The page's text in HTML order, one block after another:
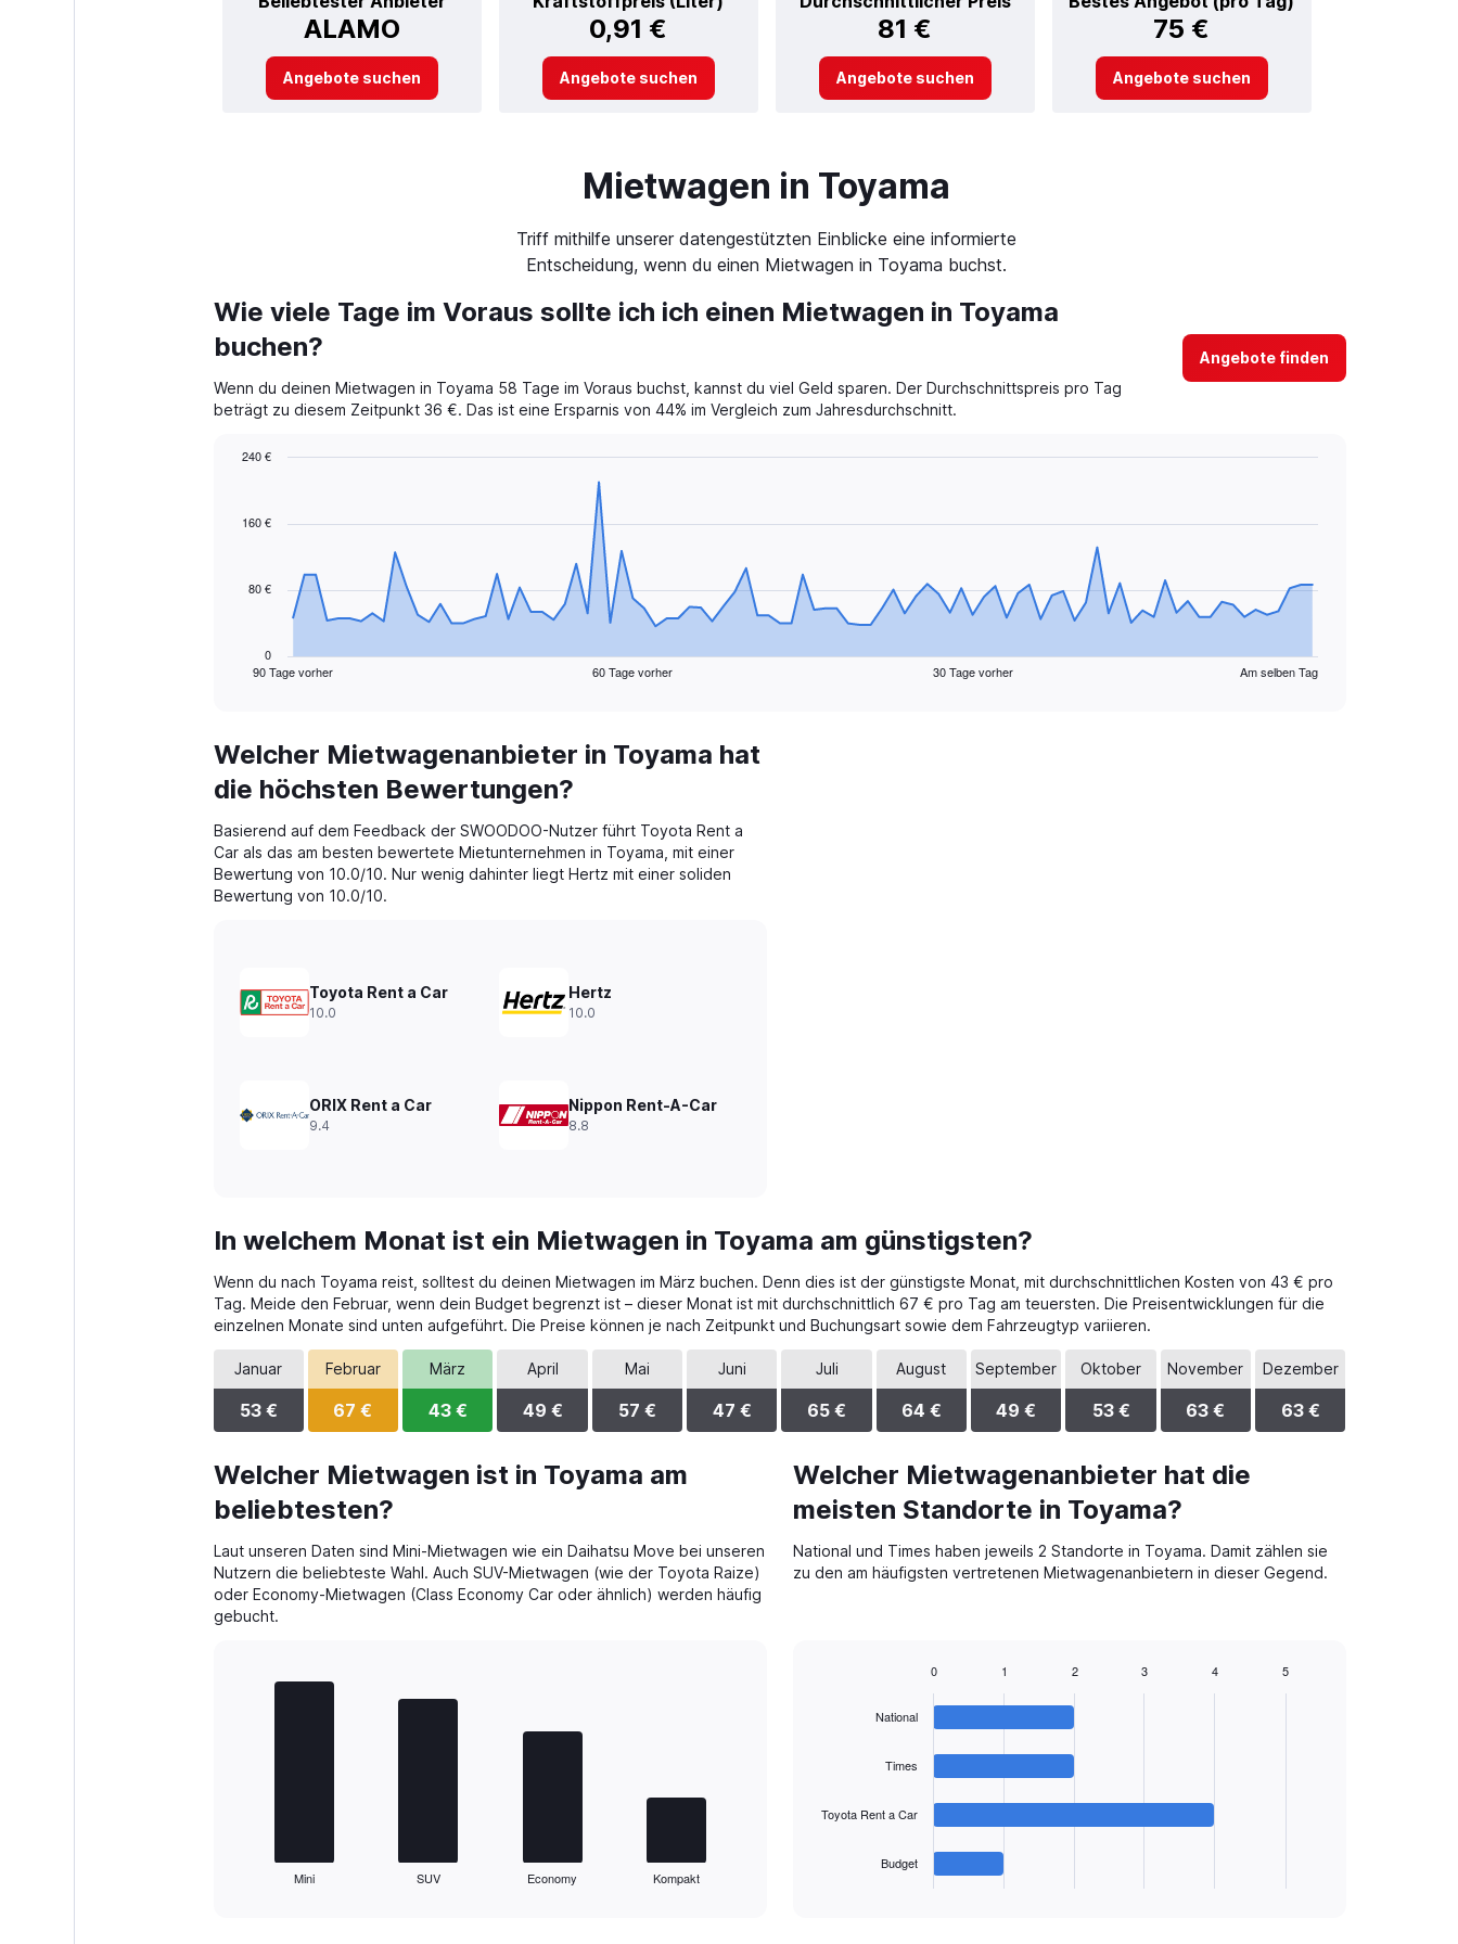
ALAMO 0,91 € 81 € 75 €
Angebote suchen Angebote suchen Angebote suchen Angebote suchen
Mietwagen in Toyama
Triff mithilfe unserer datengestützten Einblicke eine informierte
Entscheidung, wenn du einen Mietwagen in Toyama buchst.
Wie viele Tage im Voraus sollte ich ich einen Mietwagen in Toyama
buchen?
Wenn du deinen Mietwagen in Toyama 58 Tage im Voraus buchst, kannst du viel Geld sparen. Der Durchschnittspreis pro Tag
beträgt zu diesem Zeitpunkt 36 €. Das ist eine Ersparnis von 44% im Vergleich zum Jahresdurchschnitt.
Angebote finden
data
The
Range:
91
categories.
chart
has
1
Y
90 Tage vorher 60 Tage vorher 30 Tage vorher Am selben Tag
0
80 €
160 €
240 €
End
Welcher Mietwagenanbieter in Toyama hat
die höchsten Bewertungen?
Basierend auf dem Feedback der SWOODOO-Nutzer führt Toyota Rent a
Car als das am besten bewertete Mietunternehmen in Toyama, mit einer
Bewertung von 10.0/10. Nur wenig dahinter liegt Hertz mit einer soliden
Bewertung von 10.0/10.
Toyota Rent a Car
10.0
Hertz
10.0
ORIX Rent a Car
9.4
Nippon Rent-A-Car
8.8
In welchem Monat ist ein Mietwagen in Toyama am günstigsten?
Wenn du nach Toyama reist, solltest du deinen Mietwagen im März buchen. Denn dies ist der günstigste Monat, mit durchschnittlichen Kosten von 43 € pro
Tag. Meide den Februar, wenn dein Budget begrenzt ist – dieser Monat ist mit durchschnittlich 67 € pro Tag am teuersten. Die Preisentwicklungen für die
einzelnen Monate sind unten aufgeführt. Die Preise können je nach Zeitpunkt und Buchungsart sowie dem Fahrzeugtyp variieren.
Januar
53 €
Februar
67 €
März
43 €
April
49 €
Mai
57 €
Juni
47 €
Juli
65 €
August
64 €
September
49 €
Oktober
53 €
November
63 €
Dezember
63 €
Welcher Mietwagen ist in Toyama am
beliebtesten?
Laut unseren Daten sind Mini-Mietwagen wie ein Daihatsu Move bei unseren
Nutzern die beliebteste Wahl. Auch SUV-Mietwagen (wie der Toyota Raize)
oder Economy-Mietwagen (Class Economy Car oder ähnlich) werden häufig
gebucht.
Mini SUV Economy Kompakt
Welcher Mietwagenanbieter hat die
meisten Standorte in Toyama?
National und Times haben jeweils 2 Standorte in Toyama. Damit zählen sie
zu den am häufigsten vertretenen Mietwagenanbietern in dieser Gegend.
chart
National
Times
Toyota Rent a Car
Budget
0 1 2 3 4 5